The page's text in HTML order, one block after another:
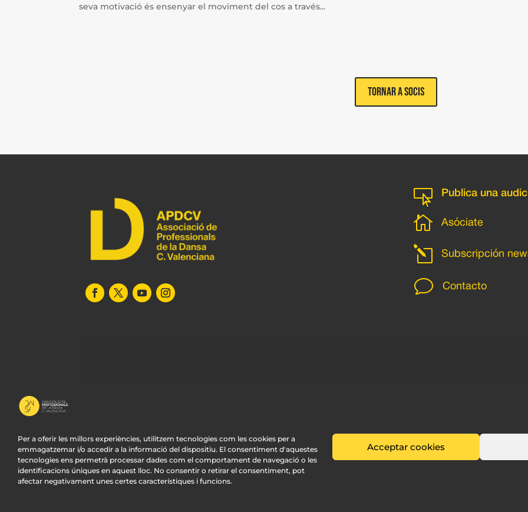
Per a oferir les millors experiències, utilitzem tecnologies com les cookies per a
emmagatzemar i/o accedir a la informació del dispositiu. El consentiment d'aquestes
tecnologies ens permetrà processar dades com el comportament de navegació o les
identificacions úniques en aquest lloc. No consentir o retirar el consentiment, pot
afectar negativament unes certes característiques i funcions.
Acceptar cookies
seva motivació és ensenyar el moviment del cos a través...
Tornar a socis
 Publica una
 Asóciate
l Subscripción
v Contacto
© APDCV –Diseño Web Valencia: Innobing